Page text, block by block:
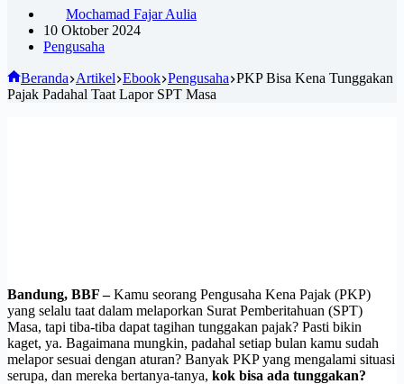
Mochamad Fajar Aulia
10 Oktober 2024
Pengusaha
Beranda Artikel Ebook Pengusaha PKP Bisa Kena Tunggakan
Pajak Padahal Taat Lapor SPT Masa
Bandung, BBF –Kamu seorang Pengusaha Kena Pajak (PKP)
yang selalu taat dalam melaporkan Surat Pemberitahuan (SPT)
Masa, tapi tiba-tiba dapat tagihan tunggakan pajak? Pasti bikin
kaget, ya. Bagaimana mungkin, padahal setiap bulan kamu sudah
melapor sesuai dengan aturan? Banyak PKP yang mengalami situasi
serupa, dan mereka bertanya-tanya, kok bisa ada tunggakan?